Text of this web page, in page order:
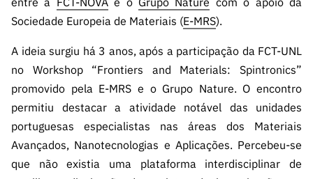
s
públicas
ções de
Interesse
FCCN,
serviços
digitais da
FCT
Canais de
Sociedade Europeia de Materiais (E-MRS).
A ideia surgiu há 3 anos, após a participação da FCT-UNL
no Workshop “Frontiers and Materials: Spintronics”
promovido pela E-MRS e o Grupo Nature. O encontro
permitiu destacar a atividade notável das unidades
portuguesas especialistas nas áreas dos Materiais
Avançados, Nanotecnologias e Aplicações. Percebeu-se
que não existia uma plataforma interdisciplinar de